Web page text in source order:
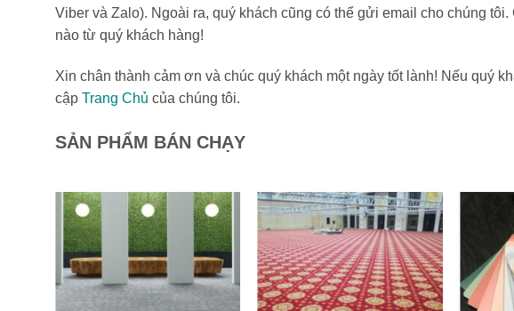
Viber và Zalo). Ngoài ra, quý khách cũng có thể gửi email cho chúng
nào từ quý khách hàng!
Xin chân thành cảm ơn và chúc quý khách một ngày tốt lành! Nếu quý
cập Trang Chủ của chúng tôi.
SẢN PHẨM BÁN CHẠY